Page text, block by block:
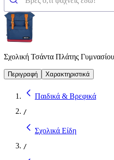
Σχολική Τσάντα Πλάτης
Περιγραφή Χαρακτηριστικά
Παιδικά & Βρεφικά
/
Σχολικά Είδη
/